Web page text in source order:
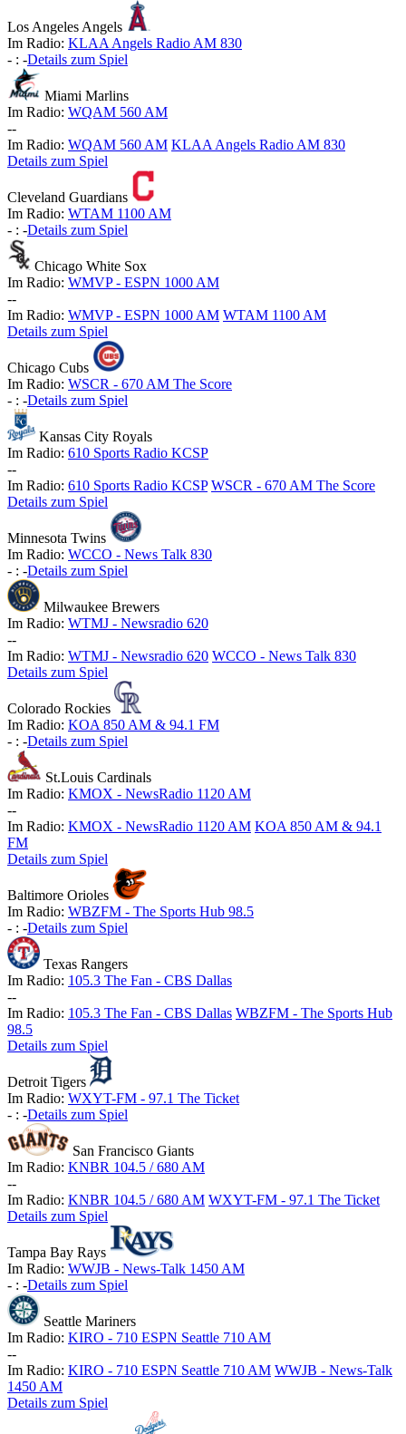
Los Angeles Angels
Im Radio: KLAA Angels Radio AM 830
- : -Details zum Spiel
Miami Marlins
Im Radio: WQAM 560 AM
--
Im Radio: WQAM 560 AM KLAA Angels Radio AM 830
Details zum Spiel
Cleveland Guardians
Im Radio: WTAM 1100 AM
- : -Details zum Spiel
Chicago White Sox
Im Radio: WMVP - ESPN 1000 AM
--
Im Radio: WMVP - ESPN 1000 AM WTAM 1100 AM
Details zum Spiel
Chicago Cubs
Im Radio: WSCR - 670 AM The Score
- : -Details zum Spiel
Kansas City Royals
Im Radio: 610 Sports Radio KCSP
--
Im Radio: 610 Sports Radio KCSP WSCR - 670 AM The Score
Details zum Spiel
Minnesota Twins
Im Radio: WCCO - News Talk 830
- : -Details zum Spiel
Milwaukee Brewers
Im Radio: WTMJ - Newsradio 620
--
Im Radio: WTMJ - Newsradio 620 WCCO - News Talk 830
Details zum Spiel
Colorado Rockies
Im Radio: KOA 850 AM & 94.1 FM
- : -Details zum Spiel
St.Louis Cardinals
Im Radio: KMOX - NewsRadio 1120 AM
--
Im Radio: KMOX - NewsRadio 1120 AM KOA 850 AM & 94.1
FM
Details zum Spiel
Baltimore Orioles
Im Radio: WBZFM - The Sports Hub 98.5
- : -Details zum Spiel
Texas Rangers
Im Radio: 105.3 The Fan - CBS Dallas
--
Im Radio: 105.3 The Fan - CBS Dallas WBZFM - The Sports Hub
98.5
Details zum Spiel
Detroit Tigers
Im Radio: WXYT-FM - 97.1 The Ticket
- : -Details zum Spiel
San Francisco Giants
Im Radio: KNBR 104.5 / 680 AM
--
Im Radio: KNBR 104.5 / 680 AM WXYT-FM - 97.1 The Ticket
Details zum Spiel
Tampa Bay Rays
Im Radio: WWJB - News-Talk 1450 AM
- : -Details zum Spiel
Seattle Mariners
Im Radio: KIRO - 710 ESPN Seattle 710 AM
--
Im Radio: KIRO - 710 ESPN Seattle 710 AM WWJB - News-Talk
1450 AM
Details zum Spiel